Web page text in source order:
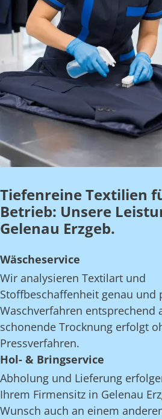
Tiefenreine Textilien
Betrieb: Unsere
Gelenau Erzgeb.
Wäscheservice
Wir analysieren Textilart und
Stoffbeschaffenheit genau und
Waschverfahren entsprechend
schonende Trocknung erfolgt
Pressverfahren.
Hol- & Bringservice
Abholung und Lieferung
Ihrem Firmensitz in Gelenau
Wunsch auch an einem